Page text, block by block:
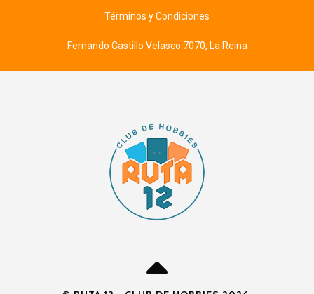
Términos y Condiciones
Fernando Castillo Velasco 7070, La Reina